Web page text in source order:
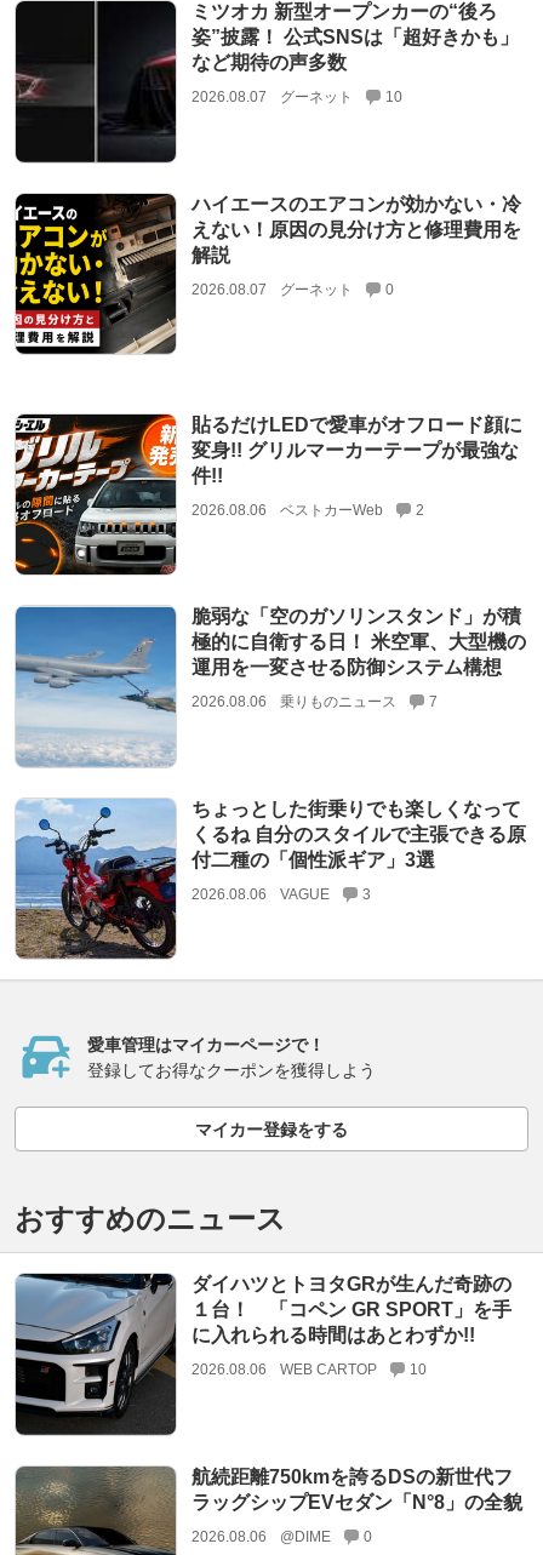
ミツオカ 新型オープンカーの“後ろ
姿”披露！ 公式SNSは「超好きかも」
など期待の声多数
2026.08.07 グーネット 10
ハイエースのエアコンが効かない・冷
えない！原因の見分け方と修理費用を
解説
2026.08.07 グーネット 0
貼るだけLEDで愛車がオフロード顔に
変身!! グリルマーカーテープが最強な
件!!
2026.08.06 ベストカーWeb 2
脆弱な「空のガソリンスタンド」が積
極的に自衛する日！ 米空軍、大型機の
運用を一変させる防御システム構想
2026.08.06 乗りものニュース 7
ちょっとした街乗りでも楽しくなって
くるね 自分のスタイルで主張できる原
付二種の「個性派ギア」3選
2026.08.06 VAGUE 3
愛車管理はマイカーページで！
登録してお得なクーポンを獲得しよう
マイカー登録をする
おすすめのニュース
ダイハツとトヨタGRが生んだ奇跡の
１台！ 「コペン GR SPORT」を手
に入れられる時間はあとわずか!!
2026.08.06 WEB CARTOP 10
航続距離750kmを誇るDSの新世代フ
ラッグシップEVセダン「N°8」の全貌
2026.08.06 @DIME 0